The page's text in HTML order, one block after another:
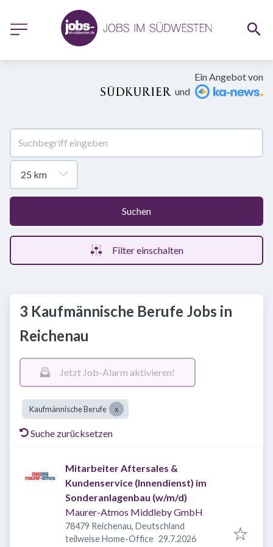
Ein Angebot von
und
Suchen
Filter einschalten
3 Kaufmännische Berufe Jobs in
Reichenau
Jetzt Job-Alarm aktivieren!
Kaufmännische Berufe
Suche zurücksetzen
Mitarbeiter Aftersales &
Kundenservice (Innendienst) im
Sonderanlagenbau (w/m/d)
Maurer-Atmos Middleby GmbH
78479 Reichenau, Deutschland
teilweise Home-Office Veröffentlicht
29.7.2026